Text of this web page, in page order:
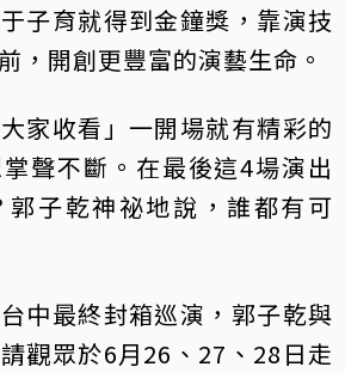
子育就得到金鐘獎，靠演技
，開創更豐富的演藝生命。
家收看」一開場就有精彩的
聲不斷。在最後這4場演出
郭子乾神祕地說，誰都有可
中最終封箱巡演，郭子乾與
觀眾於6月26、27、28日走